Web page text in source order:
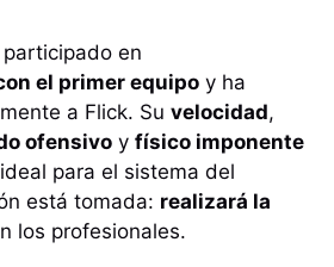
en
el primer equipo y ha
a Flick. Su velocidad,
ofensivo y físico imponente
para el sistema del
está tomada: realizará la
los profesionales.